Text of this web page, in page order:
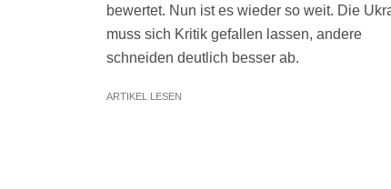
bewertet. Nun ist es wieder so weit. Die
muss sich Kritik gefallen lassen, andere
schneiden deutlich besser ab.
ARTIKEL LESEN